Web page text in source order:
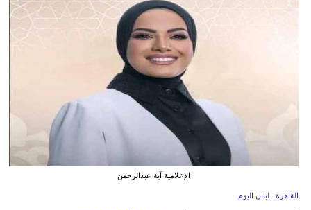
سياحة
وسفر
تعليم
الإعلامية آية عبدالرحمن
القاهرة ـ لبنان اليوم